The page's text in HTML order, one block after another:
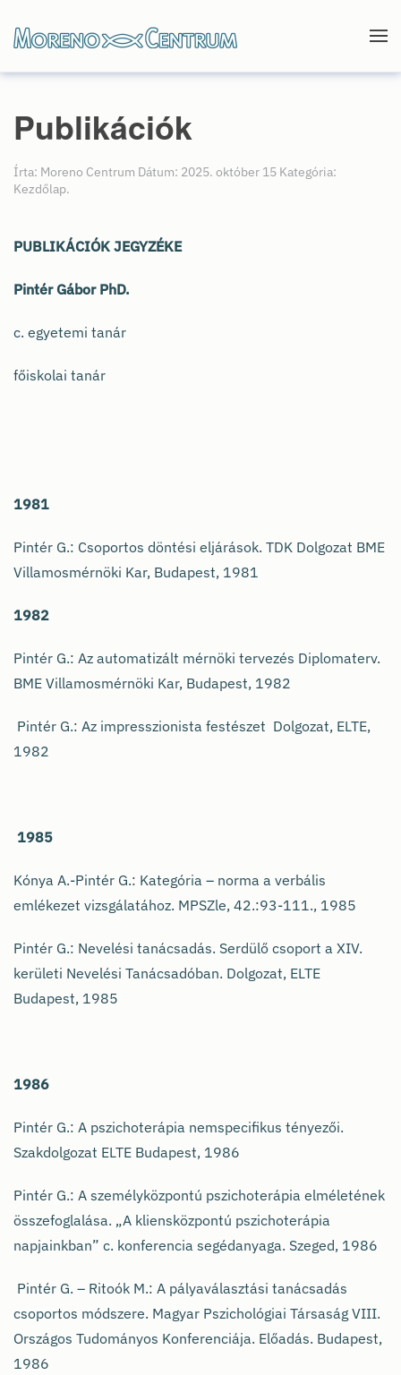
Skip to main content
Publikációk
Írta: Moreno Centrum Dátum: 2025. október 15 Kategória:
Kezdőlap.
PUBLIKÁCIÓK JEGYZÉKE
Pintér Gábor PhD.
c. egyetemi tanár
főiskolai tanár
1981
Pintér G.: Csoportos döntési eljárások. TDK Dolgozat BME
Villamosmérnöki Kar, Budapest, 1981
1982
Pintér G.: Az automatizált mérnöki tervezés Diplomaterv.
BME Villamosmérnöki Kar, Budapest, 1982
Pintér G.: Az impresszionista festészet Dolgozat, ELTE,
1982
1985
Kónya A.-Pintér G.: Kategória – norma a verbális
emlékezet vizsgálatához. MPSZle, 42.:93-111., 1985
Pintér G.: Nevelési tanácsadás. Serdülő csoport a XIV.
kerületi Nevelési Tanácsadóban. Dolgozat, ELTE
Budapest, 1985
1986
Pintér G.: A pszichoterápia nemspecifikus tényezői.
Szakdolgozat ELTE Budapest, 1986
Pintér G.: A személyközpontú pszichoterápia elméletének
összefoglalása. „A kliensközpontú pszichoterápia
napjainkban” c. konferencia segédanyaga. Szeged, 1986
Pintér G. – Ritoók M.: A pályaválasztási tanácsadás
csoportos módszere. Magyar Pszichológiai Társaság VIII.
Országos Tudományos Konferenciája. Előadás. Budapest,
1986